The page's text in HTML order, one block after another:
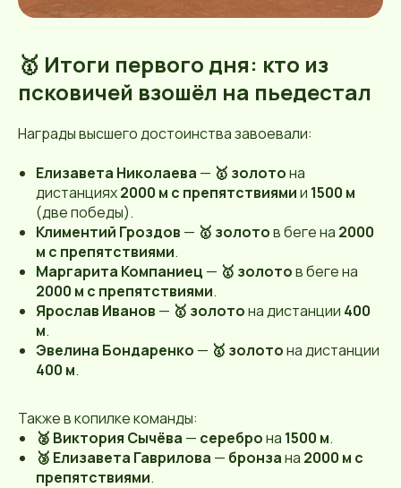
🥇 Итоги первого дня: кто из
псковичей взошёл на пьедестал
Награды высшего достоинства завоевали:
Елизавета Николаева — 🥇 золотона
дистанциях2000 м с препятствиямии 1500 м
(две победы).
Климентий Гроздов — 🥇 золотов беге на 2000
м с препятствиями.
Маргарита Компаниец — 🥇 золотов беге на
2000 м с препятствиями.
Ярослав Иванов — 🥇 золотона дистанции 400
м.
Эвелина Бондаренко — 🥇 золотона дистанции
400 м.
Также в копилке команды:
🥈 Виктория Сычёва — сереброна 1500 м.
🥉 Елизавета Гаврилова — бронзана 2000 м с
препятствиями.